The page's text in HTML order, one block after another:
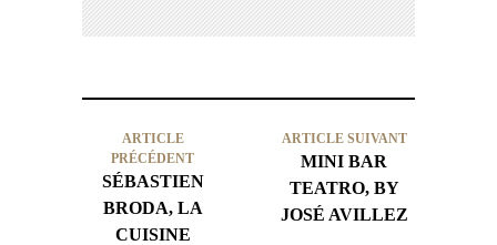
ARTICLE
PRÉCÉDENT
SÉBASTIEN
BRODA, LA
CUISINE
ARTICLE SUIVANT
MINI BAR
TEATRO, BY
JOSÉ AVILLEZ